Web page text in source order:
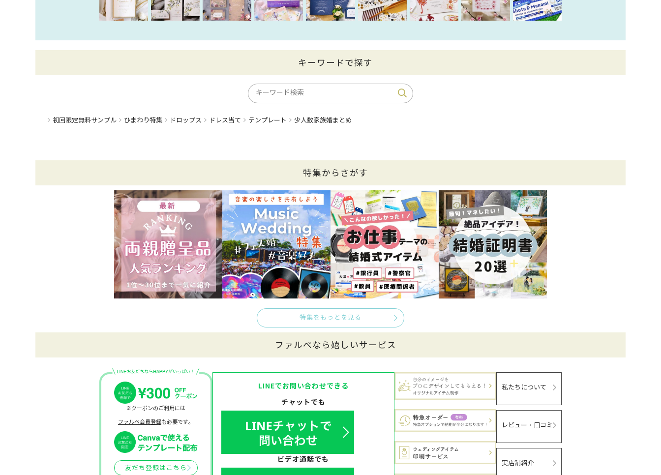
キーワードで探す
初回限定無料サンプル ひまわり特集 ドロップス ドレス当て テンプレート 少人数家族婚まとめ
特集からさがす
特集をもっとを見る
ファルべなら嬉しいサービス
※クーポンのご利用には
ファルベ会員登録も必要です。
友だち登録はこちら
LINEでお問い合わせできる
チャットでも
ビデオ通話でも
私たちについて
レビュー・口コミ
実店舗紹介